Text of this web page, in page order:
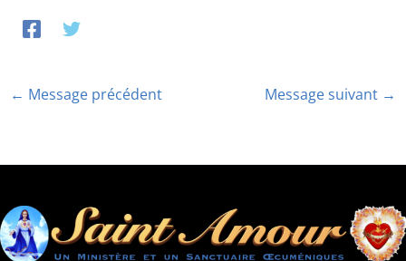
← Message précédent Message suivant →